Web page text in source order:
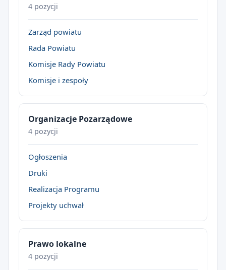
4 pozycji
Zarząd powiatu
Rada Powiatu
Komisje Rady Powiatu
Komisje i zespoły
Organizacje Pozarządowe
4 pozycji
Ogłoszenia
Druki
Realizacja Programu
Projekty uchwał
Prawo lokalne
4 pozycji